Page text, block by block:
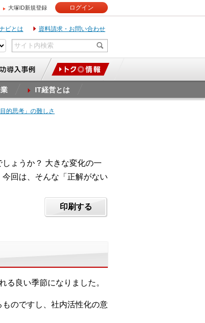
大塚ID新規登録 ログイン
ビとは 資料請求・お問い合わせ
IT経営とは
的思考」の難しさ
ょうか？ 大きな変化の一
回は、そんな「正解がない
印刷する
る良い季節になりました。
のですし、社内活性化の意